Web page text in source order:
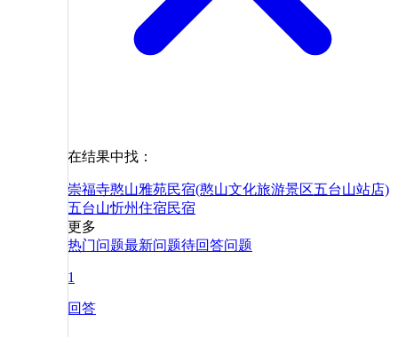
在结果中找：
崇福寺憨山雅苑民宿(憨山文化旅游景区五台山站店)
五台山忻州住宿民宿
更多
热门问题最新问题待回答问题
1
回答